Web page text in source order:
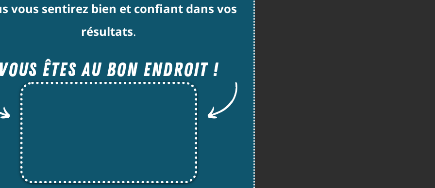
vous sentirez bien et confiant dans vos
résultats.
êtes au bon endroit !